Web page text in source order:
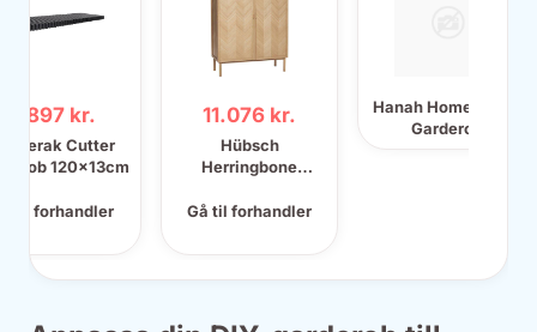
6.897 kr.
Cutter
120x13cm
til forhandler
11.076 kr.
Hübsch
Herringbone
100x140cm
Gå til forhandler
Hanah Home Trend
Garderob